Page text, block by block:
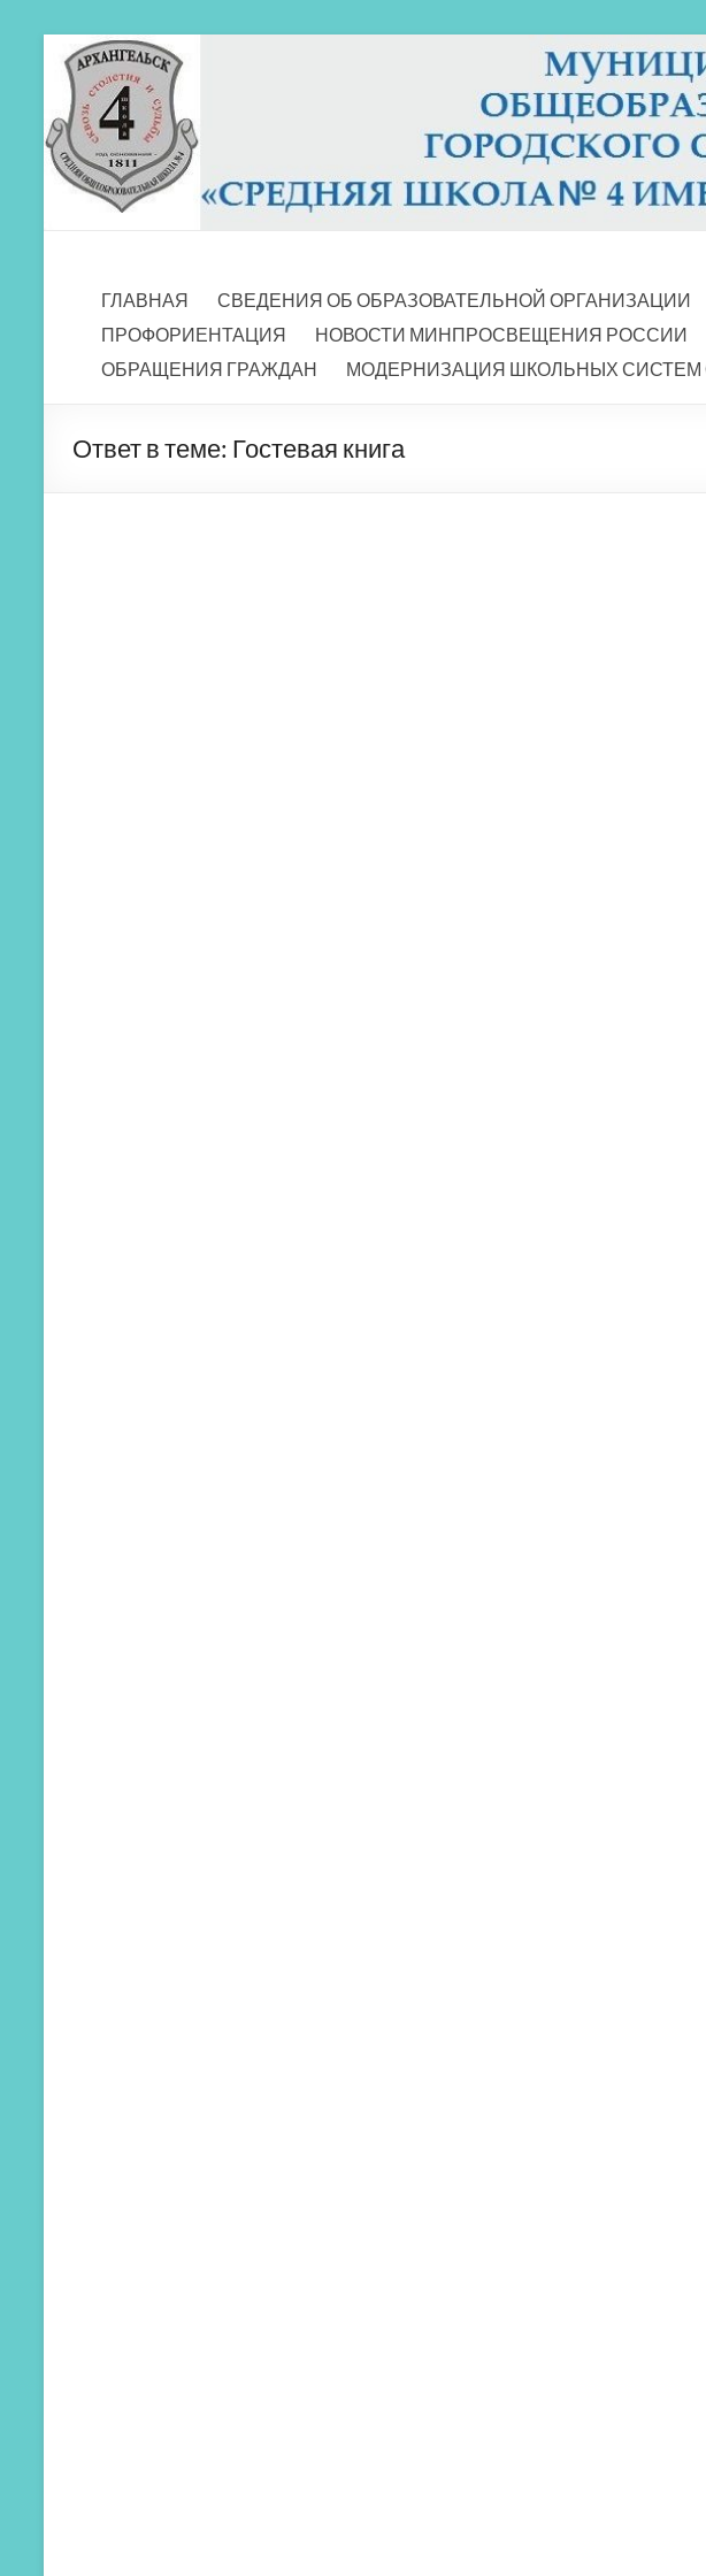
Перейти
содержимому
МБОУ СШ 4
ГЛАВНАЯ
СВЕДЕНИЯ ОБ ОБРАЗОВАТЕЛЬНОЙ ОРГАНИЗАЦИИ
ПРОФОРИЕНТАЦИЯ
НОВОСТИ МИНПРОСВЕЩЕНИЯ РОССИИ
ОБРАЩЕНИЯ ГРАЖДАН
МОДЕРНИЗАЦИЯ ШКОЛЬНЫХ СИСТЕМ
Ответ в теме: Гостевая книга